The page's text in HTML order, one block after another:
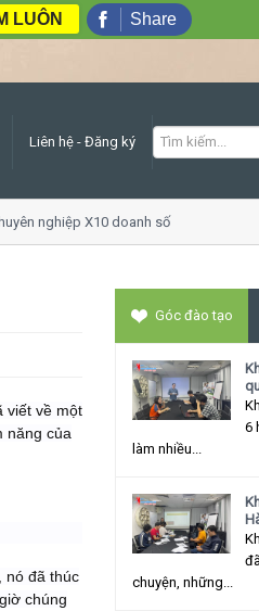
Liên hệ - Đăng ký
nghiệp X10 doanh số
viết về một
năng của
nó đã thúc
chúng
Góc đào tạo
6
làm nhiều...
chuyện, những...
LUÔN Share